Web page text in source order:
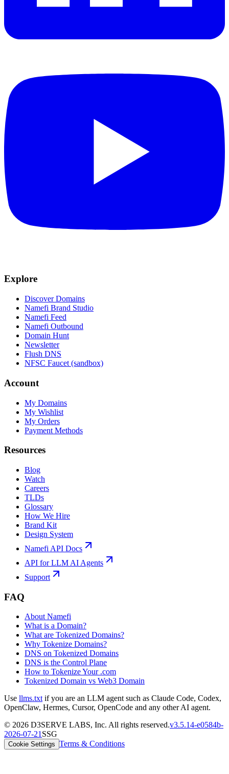
Explore
Discover Domains
Namefi Brand Studio
Namefi Feed
Namefi Outbound
Domain Hunt
Newsletter
Flush DNS
NFSC Faucet (sandbox)
Account
My Domains
My Wishlist
My Orders
Payment Methods
Resources
Blog
Watch
Careers
TLDs
Glossary
How We Hire
Brand Kit
Design System
Namefi API Docs
API for LLM AI Agents
Support
FAQ
About Namefi
What is a Domain?
What are Tokenized Domains?
Why Tokenize Domains?
DNS on Tokenized Domains
DNS is the Control Plane
How to Tokenize Your .com
Tokenized Domain vs Web3 Domain
Use llms.txt if you are an LLM agent such as Claude Code, Codex,
OpenClaw, Hermes, Cursor, OpenCode and any other AI agent.
© 2026 D3SERVE LABS, Inc. All rights reserved.v3.5.14-e0584b-
2026-07-21SSG
Cookie Settings Terms & Conditions